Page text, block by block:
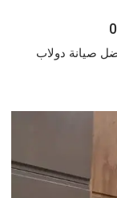
صيانة دولاب